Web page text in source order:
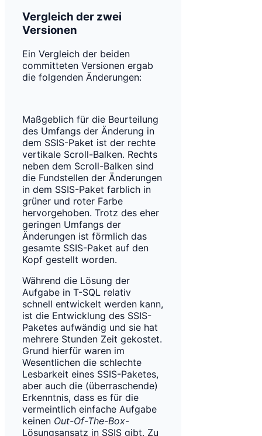
Vergleich der zwei
Versionen
Ein Vergleich der beiden
committeten Versionen ergab
die folgenden Änderungen:
Maßgeblich für die Beurteilung
des Umfangs der Änderung in
dem SSIS-Paket ist der rechte
vertikale Scroll-Balken. Rechts
neben dem Scroll-Balken sind
die Fundstellen der Änderungen
in dem SSIS-Paket farblich in
grüner und roter Farbe
hervorgehoben. Trotz des eher
geringen Umfangs der
Änderungen ist förmlich das
gesamte SSIS-Paket auf den
Kopf gestellt worden.
Während die Lösung der
Aufgabe in T-SQL relativ
schnell entwickelt werden kann,
ist die Entwicklung des SSIS-
Paketes aufwändig und sie hat
mehrere Stunden Zeit gekostet.
Grund hierfür waren im
Wesentlichen die schlechte
Lesbarkeit eines SSIS-Paketes,
aber auch die (überraschende)
Erkenntnis, dass es für die
vermeintlich einfache Aufgabe
keinen Out-Of-The-Box-
Lösungsansatz in SSIS gibt. Zu